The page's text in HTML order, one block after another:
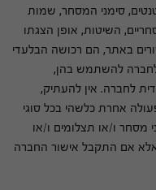
סימני המסחר, שמות
השיטות, אופן הצגתו
באתר, הם רכושה הבלעדי
להשתמש בהן,
לחברה. אין להעתיק,
אחרת כלשהי בכל סוגי
מסחר ו/או תצלומים ו/או
אלא אם התקבל אישור החברה